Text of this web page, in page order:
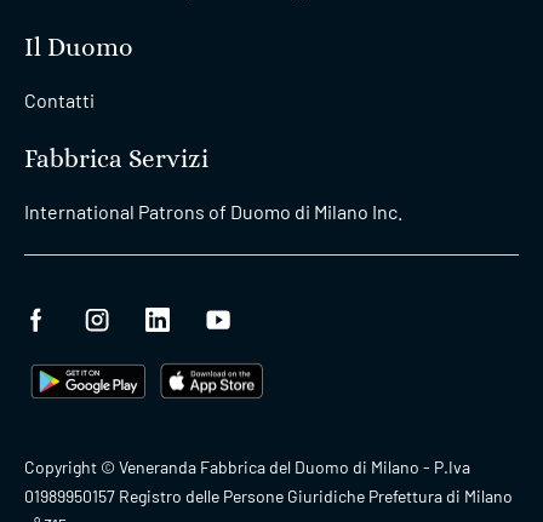
Il Duomo
Contatti
Fabbrica Servizi
International Patrons of Duomo di Milano Inc.
Copyright © Veneranda Fabbrica del Duomo di Milano - P.Iva
01989950157 Registro delle Persone Giuridiche Prefettura di Milano